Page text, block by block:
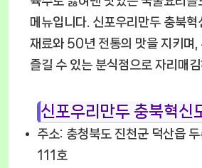
메뉴입니다. 신포우리만두 충북혁
재료와 50년 전통의 맛을 지키며,
즐길 수 있는 분식점으로 자리매
신포우리만두 충북혁신
주소: 충청북도 진천군 덕산읍
111호